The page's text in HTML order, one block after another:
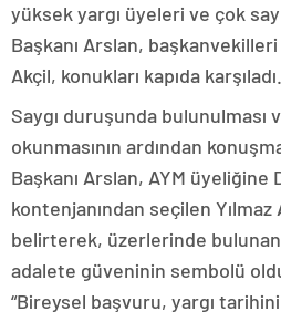
yüksek yargı üyeleri ve çok
Başkanı Arslan,
Akçil, konukları kapıda karşıladı.
Saygı duruşunda bulunulması
okunmasının ardından
Başkanı Arslan, AYM üyeliğine
kontenjanından seçilen
belirterek, üzerlerinde
adalete güveninin sembolü
“Bireysel başvuru, yargı